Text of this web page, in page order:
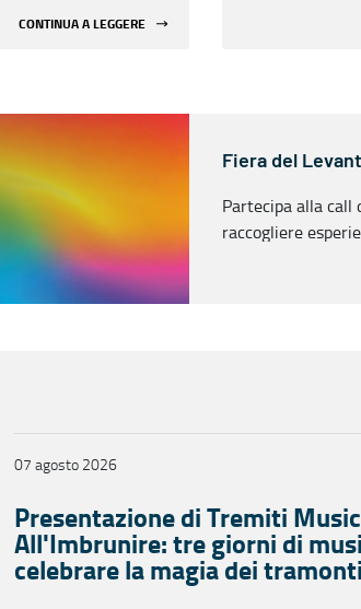
CONTINUA A LEGGERE
Fiera del
Partecipa alla call
raccogliere
07 agosto 2026
Presentazione di Tremiti
All'Imbrunire: tre giorni di
celebrare la magia dei